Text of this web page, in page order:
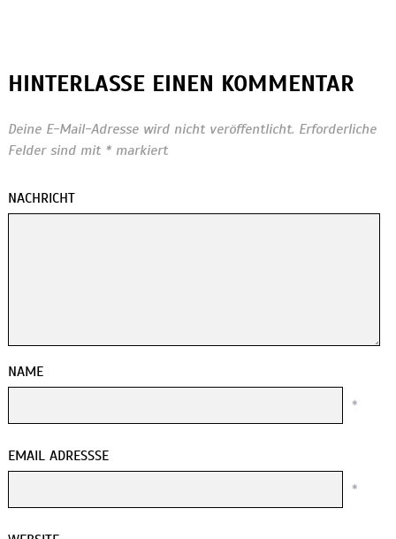
HINTERLASSE EINEN KOMMENTAR
Deine E-Mail-Adresse wird nicht veröffentlicht. Erforderliche
Felder sind mit *markiert
NACHRICHT
NAME
*
EMAIL ADRESSSE
*